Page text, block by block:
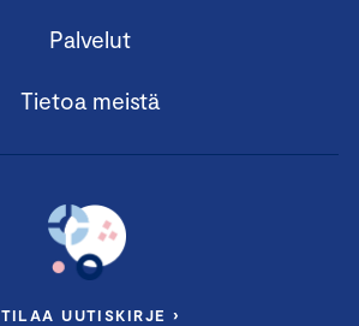
Palvelut
Tietoa meistä
TILAA UUTISKIRJE ›